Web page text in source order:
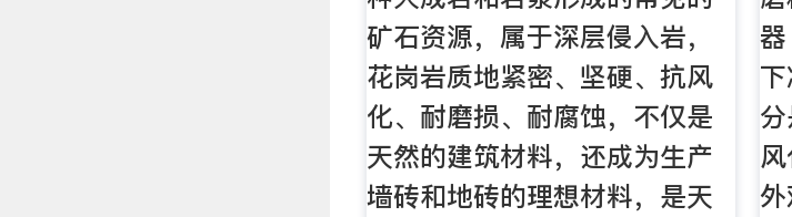
矿石资源，属于深层侵入岩，
花岗岩质地紧密、坚硬、抗风
化、耐磨损、耐腐蚀，不仅是
天然的建筑材料，还成为生产
墙砖和地砖的理想材料，是天